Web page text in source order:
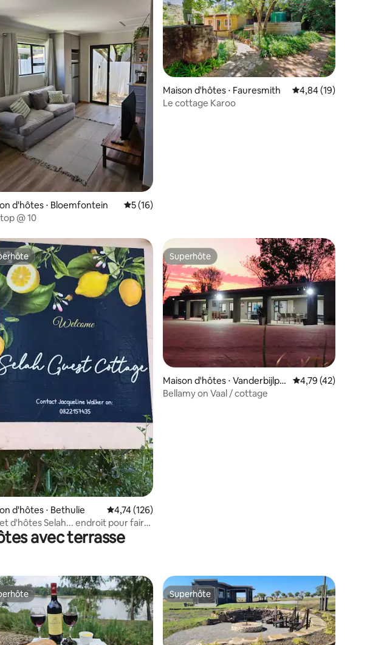
5
sur la base de 37 commentaires : 4,86 sur 5
d'hôtes ⋅ Bloemfontein Évaluation moyenne sur la base de 16 commentaires : 5 sur 5
5 (16)
@ 10
Maison d'hôtes ⋅ Fauresmith Évaluation moyenne
4,84 (19)
Le cottage Karoo
5
sur la base de 6 commentaires : 5 sur 5
d'hôtes ⋅ Bethulie Évaluation moyenne sur la base de 126 commentaires : 4,74 sur 5
4,74 (126)
d'hôtes Selah... endroit pour faire
respirer, se détendre
Superhôte
Superhôte
Maison d'hôtes ⋅ Vanderbijlpar
k
Évaluation moyenne
4,79 (42)
Bellamy on Vaal / cottage
avec terrasse
Superhôte
Superhôte